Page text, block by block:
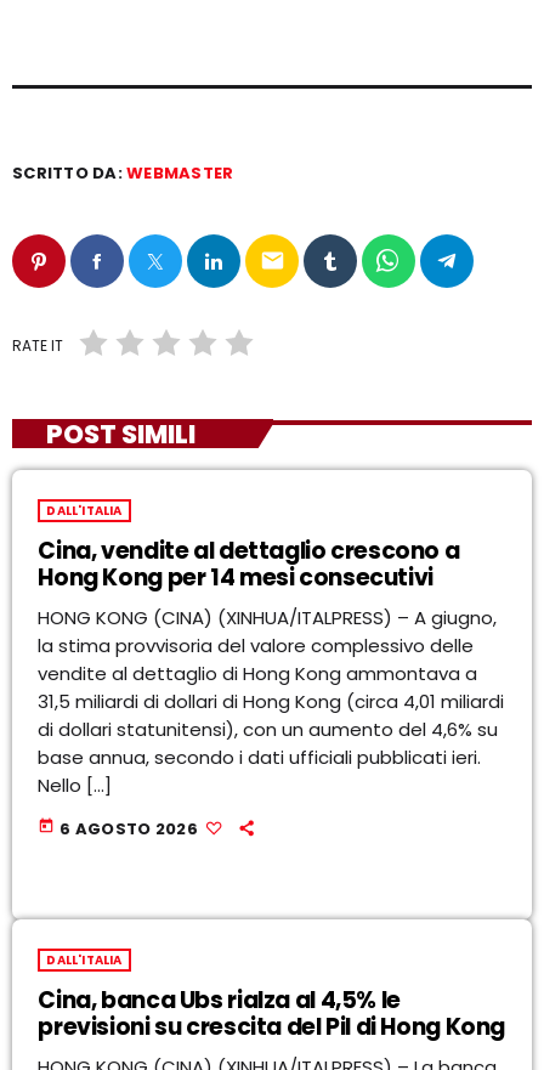
SCRITTO DA:WEBMASTER
email
RATE IT
POST SIMILI
DALL'ITALIA
Cina, vendite al dettaglio crescono a
Hong Kong per 14 mesi consecutivi
HONG KONG (CINA) (XINHUA/ITALPRESS) – A giugno,
la stima provvisoria del valore complessivo delle
vendite al dettaglio di Hong Kong ammontava a
31,5 miliardi di dollari di Hong Kong (circa 4,01 miliardi
di dollari statunitensi), con un aumento del 4,6% su
base annua, secondo i dati ufficiali pubblicati ieri.
Nello […]
today 6 AGOSTO 2026
DALL'ITALIA
Cina, banca Ubs rialza al 4,5% le
previsioni su crescita del Pil di Hong Kong